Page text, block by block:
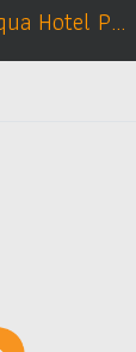
Acqua Hotel Pattaya